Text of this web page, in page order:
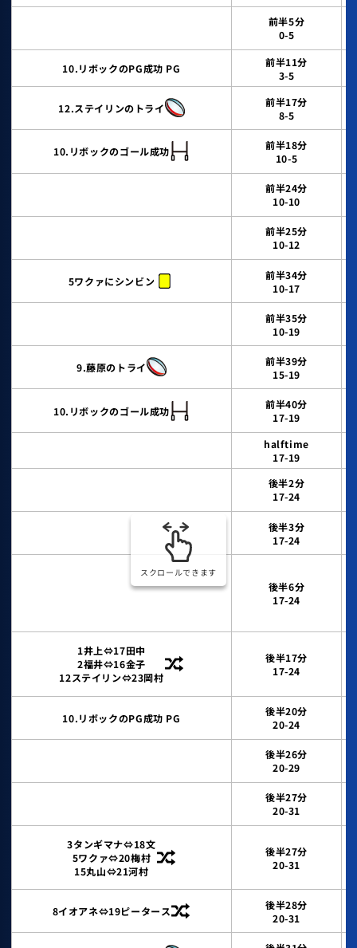
前半5分
0-5
10.リボックのPG成功 PG
前半11分
3-5
12.ステイリンのトライ
前半17分
8-5
10.リボックのゴール成功
前半18分
10-5
前半24分
10-10
前半25分
10-12
5ワクァにシンビン
前半34分
10-17
前半35分
10-19
9.藤原のトライ
前半39分
15-19
10.リボックのゴール成功
前半40分
17-19
halftime
17-19
後半2分
17-24
後半3分
17-24
後半6分
17-24
1井上⇔17田中
2福井⇔16金子
12ステイリン⇔23岡村
後半17分
17-24
10.リボックのPG成功 PG
後半20分
20-24
後半26分
20-29
後半27分
20-31
3タンギマナ⇔18文
5ワクァ⇔20梅村
15丸山⇔21河村
後半27分
20-31
8イオアネ⇔19ピータース
後半28分
20-31
スクロールできます